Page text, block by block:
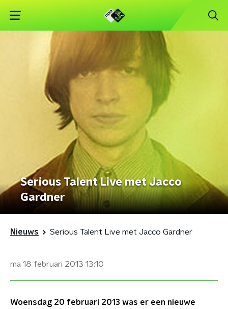
Serious Talent Live met Jacco
Gardner
Nieuws Serious Talent Live met Jacco Gardner
ma 18 februari 2013 13:10
Woensdag 20 februari 2013 was er een nieuwe